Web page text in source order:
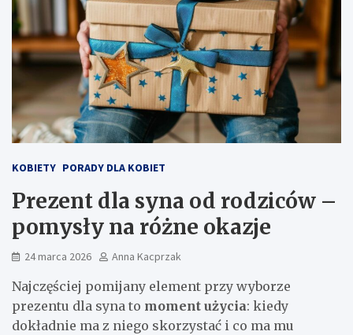
KOBIETY PORADY DLA KOBIET
Prezent dla syna od rodziców –
pomysły na różne okazje
24 marca 2026 Anna Kacprzak
Najczęściej pomijany element przy wyborze
prezentu dla syna to moment użycia: kiedy
dokładnie ma z niego skorzystać i co ma mu